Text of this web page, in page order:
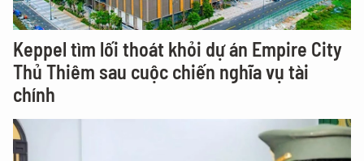
Keppel tìm lối thoát khỏi dự án Empire City
Thủ Thiêm sau cuộc chiến nghĩa vụ tài
chính